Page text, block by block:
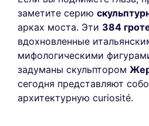
заметите серию
арках моста. Эти 384
вдохновленные
мифологическими
задуманы скульптором
сегодня представляют
архитектурную curiosité.